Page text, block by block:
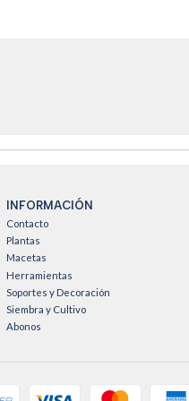
INFORMACIÓN
Contacto
Plantas
Macetas
Herramientas
Soportes y Decoración
Siembra y Cultivo
Abonos